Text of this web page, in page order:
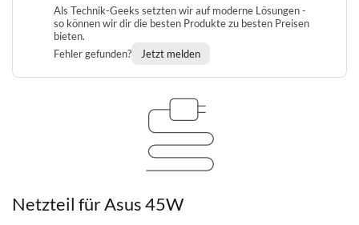
Als Technik-Geeks setzten wir auf moderne Lösungen -
so können wir dir die besten Produkte zu besten Preisen
bieten.
Fehler gefunden?
Jetzt melden
Netzteil für Asus 45W